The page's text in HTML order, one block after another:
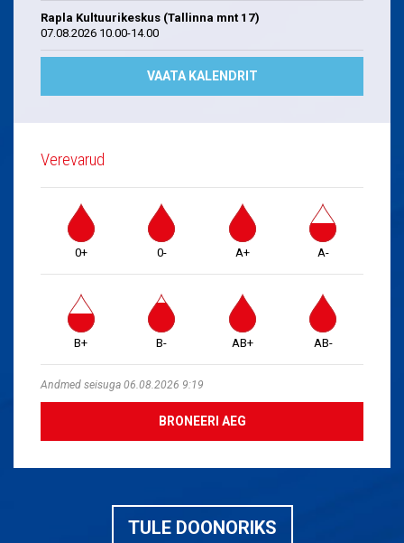
Rapla Kultuurikeskus (Tallinna mnt 17)
07.08.2026 10.00-14.00
VAATA KALENDRIT
Verevarud
0+ 0- A+ A-
B+ B- AB+ AB-
Andmed seisuga 06.08.2026 9:19
BRONEERI AEG
TULE DOONORIKS